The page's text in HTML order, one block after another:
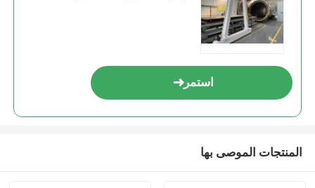
استمر
المنتجات الموصى بها